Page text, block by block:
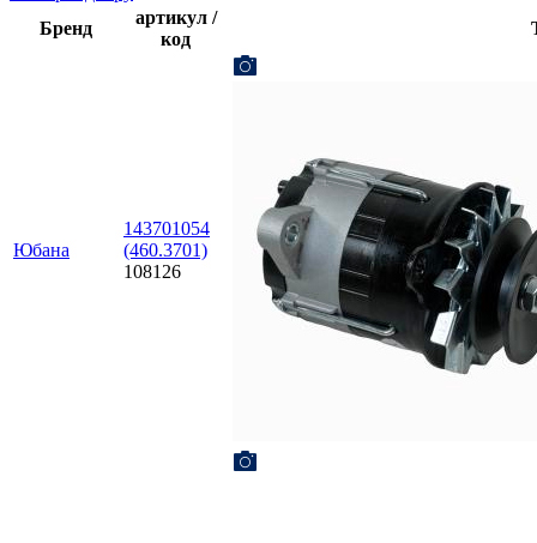
Бренд
артикул /
код
Юбана
143701054
(460.3701)
108126